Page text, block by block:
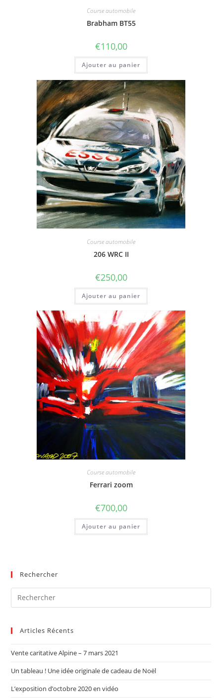
Course automobile
Brabham BT55
€110,00
Ajouter au panier
Course automobile
206 WRC II
€250,00
Ajouter au panier
Course automobile
Ferrari zoom
€700,00
Ajouter au panier
Rechercher
Articles Récents
Vente caritative Alpine – 7 mars 2021
Un tableau ! Une idée originale de cadeau de Noël
L’exposition d’octobre 2020 en vidéo